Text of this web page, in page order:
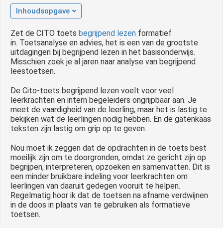
Inhoudsopgave
Zet de CITO toets begrijpend lezen formatief
in. Toetsanalyse en advies, het is een van de grootste
uitdagingen bij begrijpend lezen in het basisonderwijs.
Misschien zoek je al jaren naar analyse van begrijpend
leestoetsen.
De Cito-toets begrijpend lezen voelt voor veel
leerkrachten en intern begeleiders ongrijpbaar aan. Je
meet de vaardigheid van de leerling, maar het is lastig te
bekijken wat de leerlingen nodig hebben. En de gatenkaas
teksten zijn lastig om grip op te geven.
Nou moet ik zeggen dat de opdrachten in de toets best
moeilijk zijn om te doorgronden, omdat ze gericht zijn op
begrijpen, interpreteren, opzoeken en samenvatten. Dit is
een minder bruikbare indeling voor leerkrachten om
leerlingen van daaruit gedegen vooruit te helpen.
Regelmatig hoor ik dat de toetsen na afname verdwijnen
in de doos in plaats van te gebruiken als formatieve
toetsen.
website-
van